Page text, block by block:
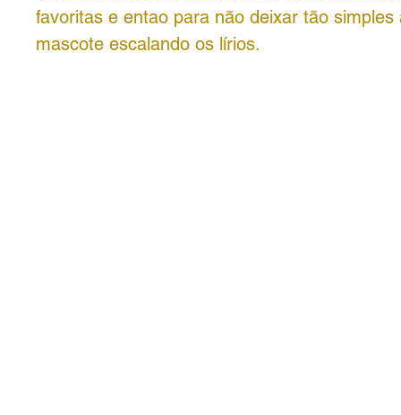
favoritas e entao para não deixar tão simples
mascote escalando os lírios.